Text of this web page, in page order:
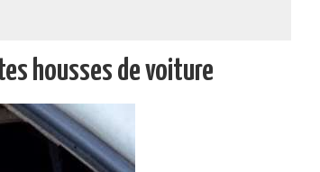
housses de voiture